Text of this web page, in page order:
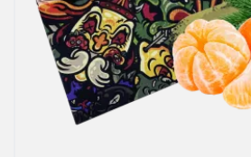
Рідини для електронних сигарет
Подарункові набори
Уцінка